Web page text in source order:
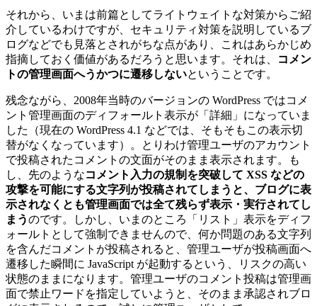
それから、いまは前篇としてライトウェイトな対策からご紹
介しているわけですが、セキュリティ対策を説明しているブ
ログなどでも見落とされがちな点があり、これはあらかじめ
指摘しておく価値があるだろうと思います。それは、
コメン
トの管理画面へうかつに遷移しないということです。
残念ながら、2008年当時のバージョンの WordPress ではコメ
ント管理画面のディフォールト表示が「詳細」になっていま
した（現在の WordPress 4.1 などでは、そもそもこの表示切
替がなくなっています）。とりわけ管理ユーザのアカウント
で投稿されたコメントの文面がそのまま表示されます。も
し、先のようなコメント入力の規制を突破して XSS などの
攻撃を可能にする文字列が投稿されてしまうと、ブログに表
示されなくとも管理画面では全て残らず表示・実行されてし
まうのです。しかし、いまのところ「リスト」表示をディフ
ォールトとして強制できませんので、何か問題のある文字列
を含んだコメントが投稿されると、管理ユーザが投稿画面へ
遷移した瞬間に JavaScript が起動するという、リスクの高い
状態のままになります。管理ユーザのコメント投稿は管理画
面で禁止ワードを指定していようと、そのまま承認されブロ